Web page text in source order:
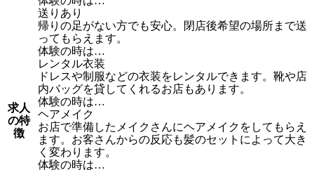
求人
の特
徴
送りあり
帰りの足がない方でも安心。閉店後希望の場所まで送
ってもらえます。
体験の時は…
レンタル衣装
ドレスや制服などの衣装をレンタルできます。靴や店
内バッグを貸してくれるお店もあります。
体験の時は…
ヘアメイク
お店で準備したメイクさんにヘアメイクをしてもらえ
ます。お客さんからの反応も髪のセットによって大き
く変わります。
体験の時は…